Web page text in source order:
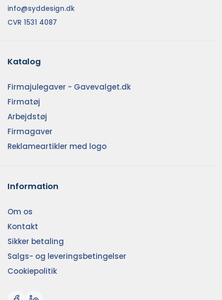
info@syddesign.dk
CVR 1531 4087
Katalog
Firmajulegaver - Gavevalget.dk
Firmatøj
Arbejdstøj
Firmagaver
Reklameartikler med logo
Information
Om os
Kontakt
Sikker betaling
Salgs- og leveringsbetingelser
Cookiepolitik